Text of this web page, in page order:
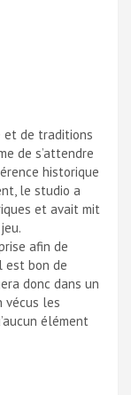
et de traditions
de s’attendre
historique
le studio a
et avait mit
afin de
est bon de
donc dans un
vécus les
élément